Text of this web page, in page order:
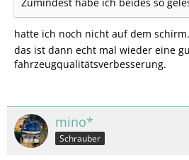
hatte ich noch nicht auf dem
das ist dann echt mal wieder eine
fahrzeugqualitätsverbesserung.
mino*
Schrauber